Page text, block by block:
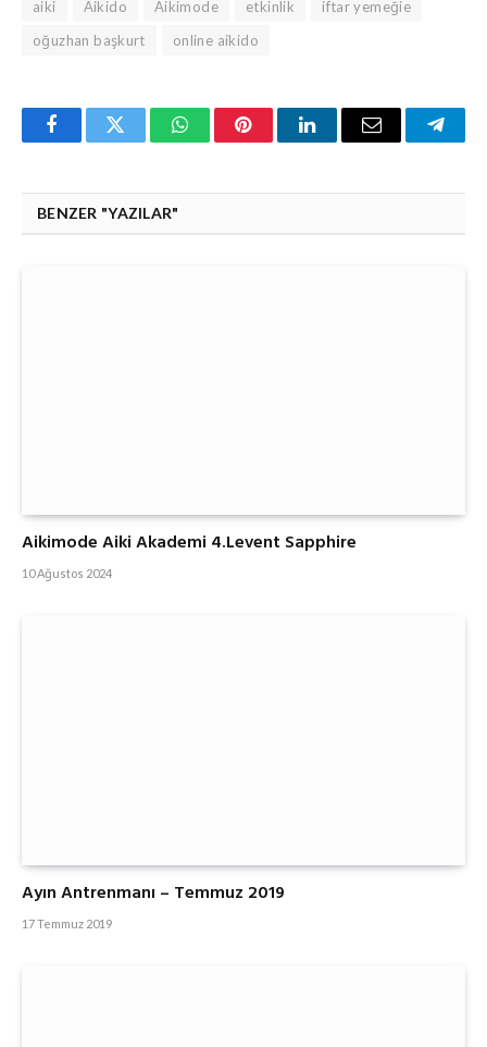
aiki Aikido Aikimode etkinlik
iftar yemeğie
oğuzhan başkurt
online aikido
FacebookTwitter WhatsAppPinterestLinkedin'de
Email
BENZER "YAZILAR"
Aikimode Aiki Akademi 4.Levent Sapphire
10 Ağustos 2024
Ayın Antrenmanı – Temmuz 2019
17 Temmuz 2019